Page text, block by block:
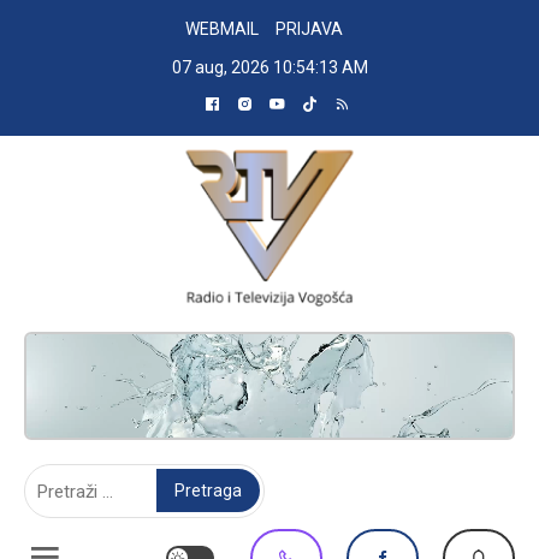
WEBMAIL
PRIJAVA
07 aug, 2026 10:54:14 AM
RADIO TELEVIZIJA VOGOŠĆA